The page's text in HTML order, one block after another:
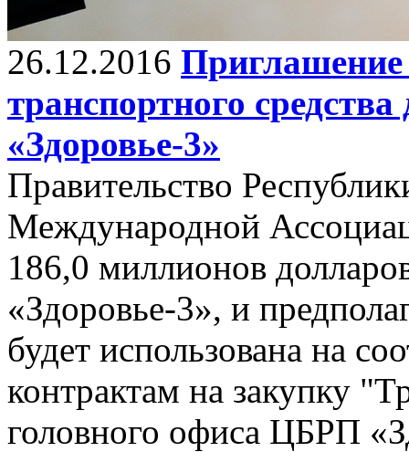
26.12.2016 Приглашение
транспортного
«Здоровье-3»
Правительство
Международной
186,0 миллионов
«Здоровье-3», и
будет использована на
контрактам на закупку
головного офиса ЦБРП